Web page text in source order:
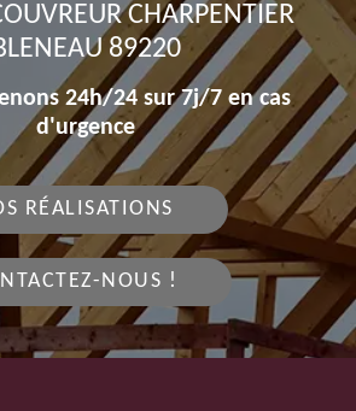
CHARPENTIER
89220
24h/24 sur 7j/7 en cas
d'urgence
RÉALISATIONS
NOUS !